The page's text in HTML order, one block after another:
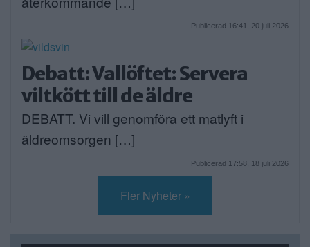
Publicerad 16:41, 20 juli 2026
Debatt: Vallöftet: Servera
viltkött till de äldre
DEBATT. Vi vill genomföra ett matlyft i
äldreomsorgen […]
Publicerad 17:58, 18 juli 2026
Fler Nyheter »